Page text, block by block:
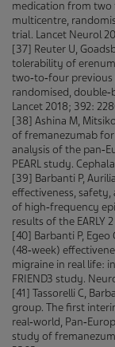
medication from two
multicentre,
trial. Lancet Neurol
[37] Reuter U,
tolerability of
two‑to‑four
randomised,
Lancet 2018; 392:
[38] Ashina M,
of fremanezumab
analysis of the
PEARL study.
[39] Barbanti P,
effectiveness,
of high‑frequency
results of the EARLY
[40] Barbanti P, Egeo
(48‑week)
migraine in real life:
FRIEND3 study.
[41] Tassorelli C,
group. The first
real‑world,
study of